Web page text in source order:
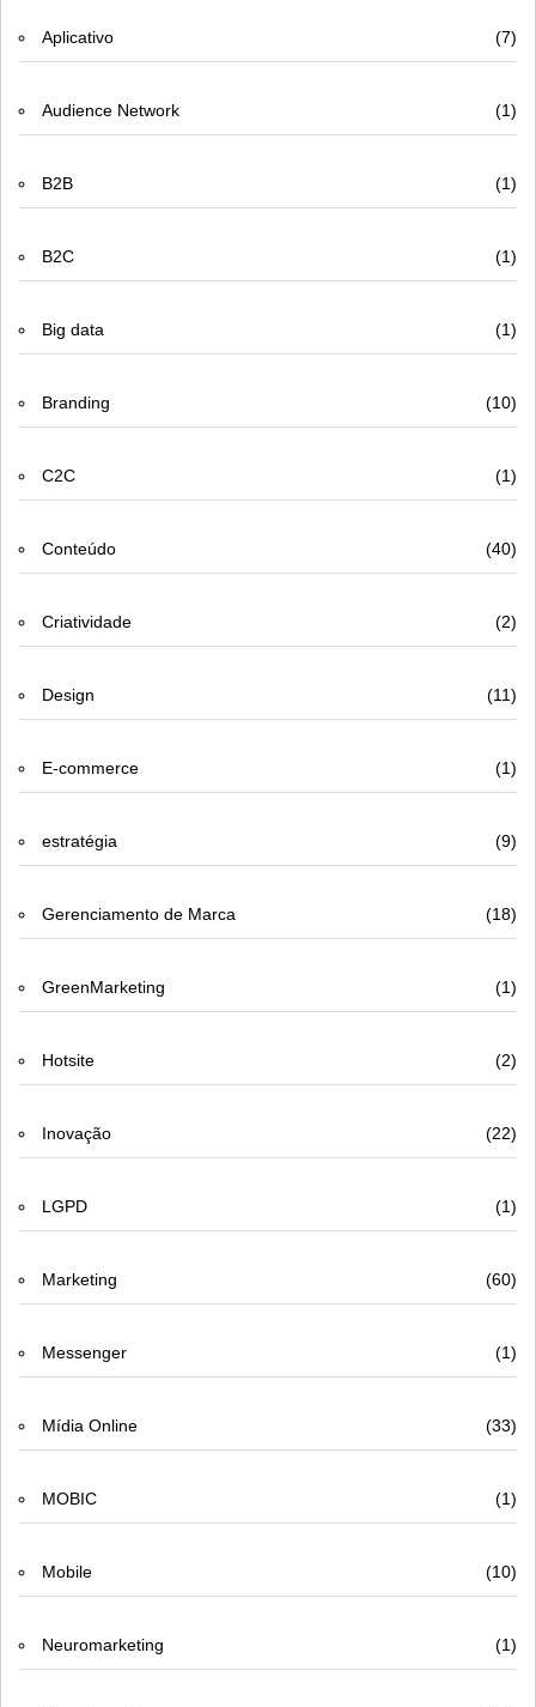
Aplicativo (7)
Audience Network (1)
B2B (1)
B2C (1)
Big data (1)
Branding (10)
C2C (1)
Conteúdo (40)
Criatividade (2)
Design (11)
E-commerce (1)
estratégia (9)
Gerenciamento de Marca (18)
GreenMarketing (1)
Hotsite (2)
Inovação (22)
LGPD (1)
Marketing (60)
Messenger (1)
Mídia Online (33)
MOBIC (1)
Mobile (10)
Neuromarketing (1)